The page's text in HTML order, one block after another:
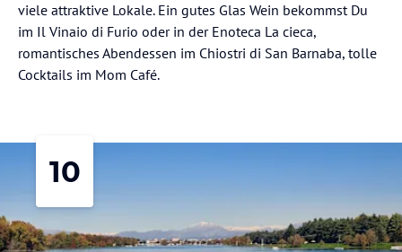
viele attraktive Lokale. Ein gutes Glas Wein bekommst Du
im Il Vinaio di Furio oder in der Enoteca La cieca,
romantisches Abendessen im Chiostri di San Barnaba, tolle
Cocktails im Mom Café.
10